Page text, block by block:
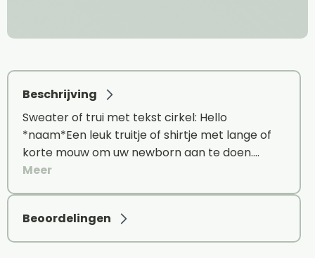
Beschrijving
Sweater of trui met tekst cirkel: Hello
*naam*Een leuk truitje of shirtje met lange of
korte mouw om uw newborn aan te doen.…
Meer
Beoordelingen